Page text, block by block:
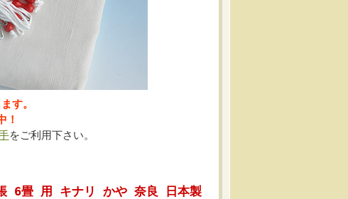
す。
！
をご利用下さい。
帳 6畳 用 キナリ かや 奈良 日本製